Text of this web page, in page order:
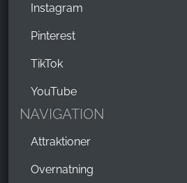
Instagram
Pinterest
TikTok
YouTube
NAVIGATION
Attraktioner
Overnatning